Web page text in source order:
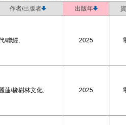
作者/出版者 出版年
/聯經, 2025
蓮/橡樹林文化, 2025